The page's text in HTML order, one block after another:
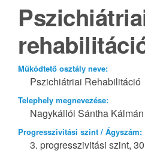
Működtető osztály neve:
Pszichiátriai Rehabilitáció
Telephely megnevezése:
Nagykállói Sántha
Progresszivitási szint / Ágyszám:
3. progresszivitási szint,